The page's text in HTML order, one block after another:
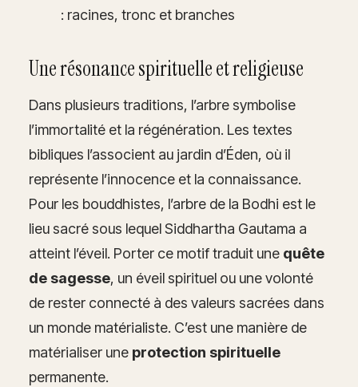
: racines, tronc et branches
Une résonance spirituelle et religieuse
Dans plusieurs traditions, l’arbre symbolise
l’immortalité et la régénération. Les textes
bibliques l’associent au jardin d’Éden, où il
représente l’innocence et la connaissance.
Pour les bouddhistes, l’arbre de la Bodhi est le
lieu sacré sous lequel Siddhartha Gautama a
atteint l’éveil. Porter ce motif traduit une quête
de sagesse, un éveil spirituel ou une volonté
de rester connecté à des valeurs sacrées dans
un monde matérialiste. C’est une manière de
matérialiser une protection spirituelle
permanente.